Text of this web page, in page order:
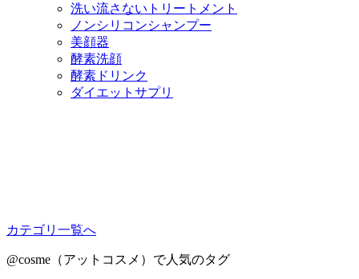
洗い流さないトリートメント
ノンシリコンシャンプー
美顔器
酵素洗顔
酵素ドリンク
ダイエットサプリ
カテゴリ一覧へ
@cosme（アットコスメ）で人気のタグ